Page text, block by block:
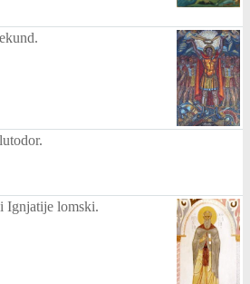
Ignjatije lomski.